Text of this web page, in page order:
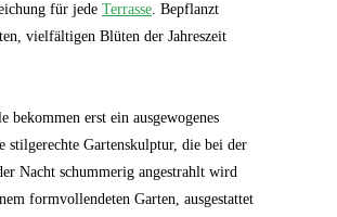
für jede Terrasse. Bepflanzt
vielfältigen Blüten der Jahreszeit
bekommen erst ein ausgewogenes
stilgerechte Gartenskulptur, die bei der
Nacht schummerig angestrahlt wird
formvollendeten Garten, ausgestattet